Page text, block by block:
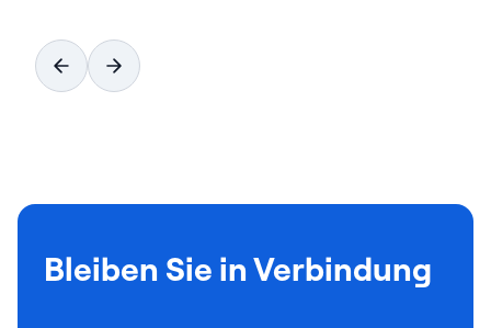
Bleiben Sie in Verbindung